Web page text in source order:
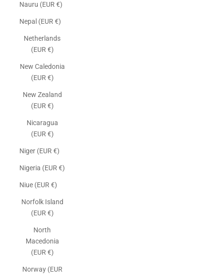
Nauru (EUR €)
Nepal (EUR €)
Netherlands
(EUR €)
New Caledonia
(EUR €)
New Zealand
(EUR €)
Nicaragua
(EUR €)
Niger (EUR €)
Nigeria (EUR €)
Niue (EUR €)
Norfolk Island
(EUR €)
North
Macedonia
(EUR €)
Norway (EUR